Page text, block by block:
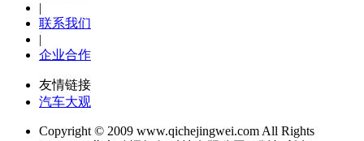
|
联系我们
|
企业合作
友情链接
汽车大观
Copyright © 2009 www.qichejingwei.com All Rights